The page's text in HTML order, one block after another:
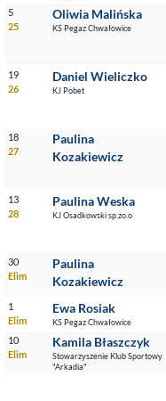
5
25
Oliwia Malińska
KS Pegaz Chwałowice
19
26
Daniel Wieliczko
KJ Pobet
18
27
Paulina
Kozakiewicz
13
28
Paulina Weska
KJ Osadkowski sp.zo.o
30
Elim
Paulina
Kozakiewicz
1
Elim
Ewa Rosiak
KS Pegaz Chwałowice
10
Elim
Kamila Błaszczyk
Stowarzyszenie Klub Sportowy
"Arkadia"